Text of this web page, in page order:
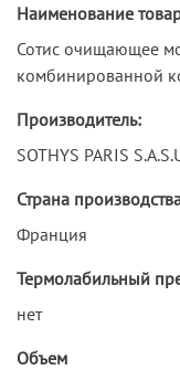
Наименование
Сотис очищающее
комбинированной
Производитель:
SOTHYS PARIS
Страна
Франция
Термолабильный
нет
Объем